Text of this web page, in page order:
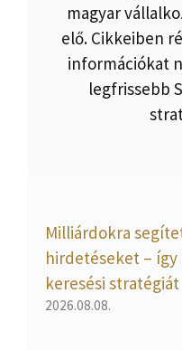
magyar
elő. Cikkeiben
információkat
legfrissebb
Milliárdokra
hirdetéseket –
keresési stratégiát
2026.08.08.